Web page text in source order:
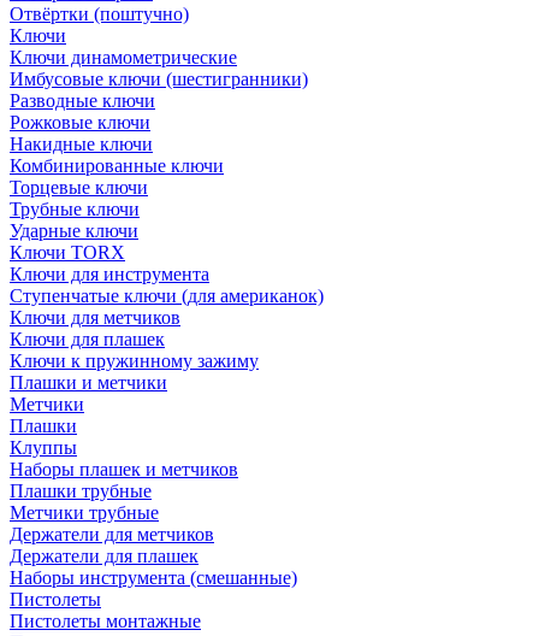
Отвёртки (поштучно)
Ключи
Ключи динамометрические
Имбусовые ключи (шестигранники)
Разводные ключи
Рожковые ключи
Накидные ключи
Комбинированные ключи
Торцевые ключи
Трубные ключи
Ударные ключи
Ключи TORX
Ключи для инструмента
Ступенчатые ключи (для американок)
Ключи для метчиков
Ключи для плашек
Ключи к пружинному зажиму
Плашки и метчики
Метчики
Плашки
Клуппы
Наборы плашек и метчиков
Плашки трубные
Метчики трубные
Держатели для метчиков
Держатели для плашек
Наборы инструмента (смешанные)
Пистолеты
Пистолеты монтажные